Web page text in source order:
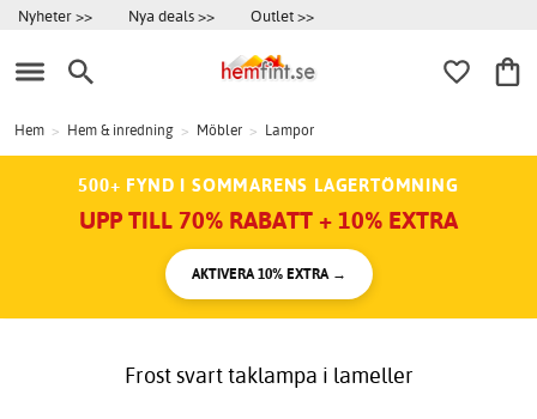
Nyheter >> Nya deals >> Outlet >>
Hem > Hem & inredning > Möbler > Lampor
500+ FYND I SOMMARENS LAGERTÖMNING
UPP TILL 70% RABATT + 10% EXTRA
AKTIVERA 10% EXTRA →
Frost svart taklampa i lameller